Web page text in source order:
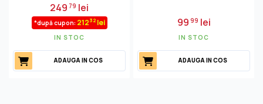
249 79 lei
*după cupon: 21232lei
IN STOC
ADAUGA IN COS
9999 lei
IN STOC
ADAUGA IN COS